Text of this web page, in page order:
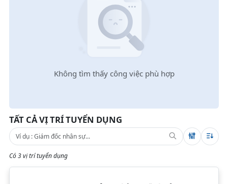
Không tìm thấy công việc phù hợp
TẤT CẢ VỊ TRÍ TUYỂN DỤNG
Có 3 vị trí tuyển dụng